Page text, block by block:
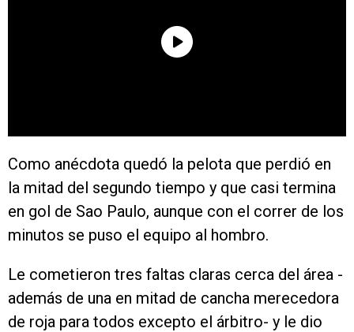
Como anécdota quedó la pelota que perdió en
la mitad del segundo tiempo y que casi termina
en gol de Sao Paulo, aunque con el correr de los
minutos se puso el equipo al hombro.
Le cometieron tres faltas claras cerca del área -
además de una en mitad de cancha merecedora
de roja para todos excepto el árbitro- y le dio